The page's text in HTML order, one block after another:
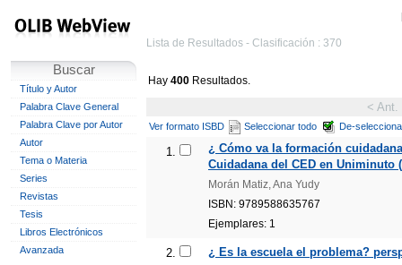
Buscar
Título y Autor
Palabra Clave General
Palabra Clave por Autor
Autor
Tema o Materia
Series
Revistas
Tesis
Libros Electrónicos
Avanzada
Lista de Resultados - Clasificación : 370
Hay 400 Resultados.
< Ant.
Ver formato ISBD Seleccionar todo De-
1.
¿ Cómo va la formación
Cuidadana del CED en Uniminuto
Morán Matiz, Ana Yudy
ISBN: 9789588635767
Ejemplares: 1
2. ¿ Es la escuela el problema?